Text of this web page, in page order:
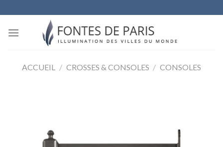
to
content
ACCUEIL / CROSSES & CONSOLES / CONSOLES